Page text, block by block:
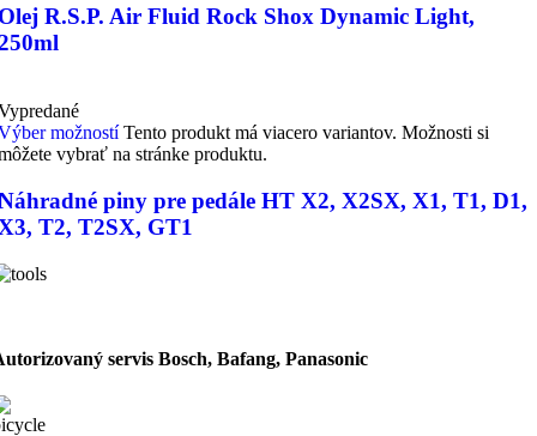
R.S.P. Air Fluid Rock Shox Dynamic Light,
možností Tento produkt má viacero variantov. Možnosti si
vybrať na stránke produktu.
piny pre pedále HT X2, X2SX, X1, T1, D1,
T2, T2SX, GT1
servis Bosch, Bafang, Panasonic